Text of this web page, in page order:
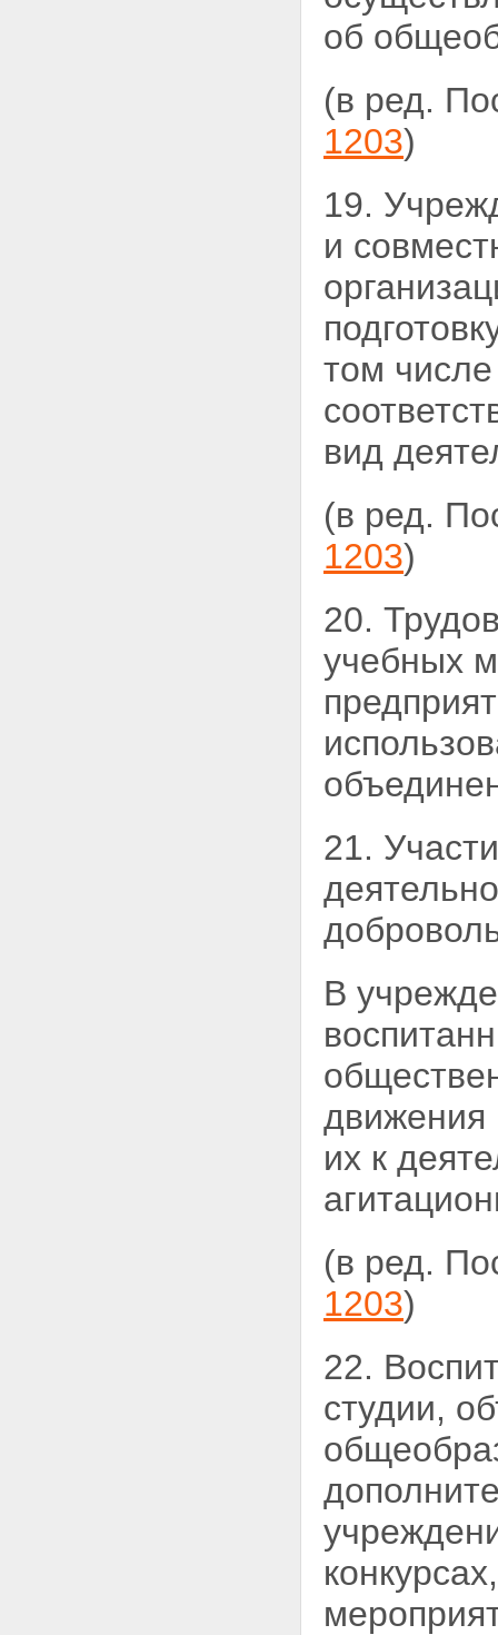
об
(в ред.
1203)
19.
и
том
вид
(в ред.
1203)
20.
учебных
21.
В
движения
их к
(в ред.
1203)
22.
студии,